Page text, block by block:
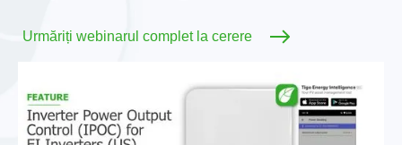
Urmăriți webinarul complet la cerere